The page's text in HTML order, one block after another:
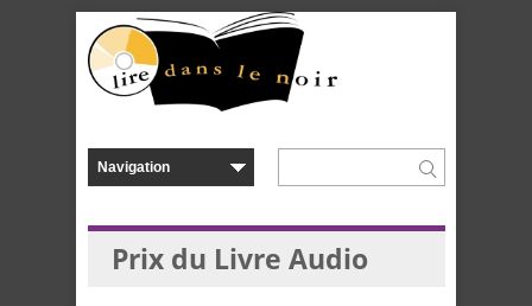
Prix du Livre Audio